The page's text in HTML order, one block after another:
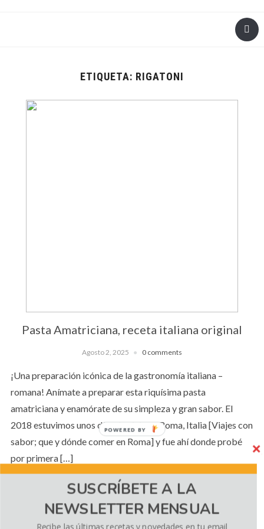
ETIQUETA: RIGATONI
Pasta Amatriciana, receta italiana original
Agosto 2, 2025 0 comments
¡Una preparación icónica de la gastronomía italiana –
romana! Anímate a preparar esta riquísima pasta
amatriciana y enamórate de su simpleza y gran sabor. El
2018 estuvimos unos días de viaje en Roma, Italia [Viajes con
sabor; que y dónde comer en Roma] y fue ahí donde probé
por primera […]
CONTINUE READING
SUSCRÍBETE A LA
NEWSLETTER MENSUAL
POWERED BY